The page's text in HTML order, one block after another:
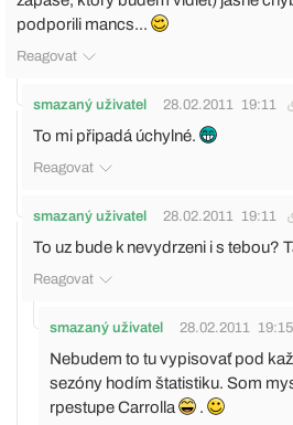
podporili mancs...
Reagovat
smazaný uživatel 28.02.2011 19:11
To mi připadá úchylné.
Reagovat
smazaný uživatel 28.02.2011 19:11
To uz bude k nevydrzeni i s tebou?
Reagovat
smazaný uživatel 28.02.2011 19:15
Nebudem to tu vypisovať pod
sezóny hodím štatistiku. Som
rpestupe Carrolla
.